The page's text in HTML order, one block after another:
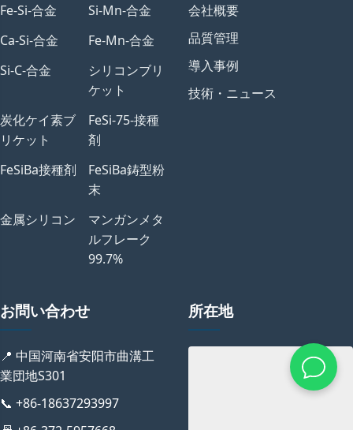
Fe-Si-合金
Si-Mn-合金
Ca-Si-合金
Fe-Mn-合金
Si-C-合金
シリコンブリ
ケット
炭化ケイ素ブ
リケット
FeSi-75-接種
剤
FeSiBa接種剤
FeSiBa鋳型粉
末
金属シリコン
マンガンメタ
ルフレーク
99.7%
会社概要
品質管理
導入事例
技術・ニュース
お問い合わせ
📍 中国河南省安阳市曲溝工
業団地S301
📞 +86-18637293997
所在地